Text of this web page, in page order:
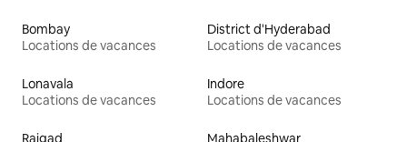
Bombay
Locations de vacances
District d'Hyderabad
Locations de vacances
Lonavala
Locations de vacances
Indore
Locations de vacances